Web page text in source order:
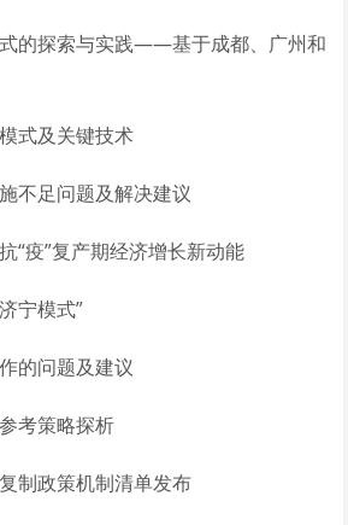
的探索与实践——基于成都、广州和
式及关键技术
不足问题及解决建议
“疫”复产期经济增长新动能
宁模式”
的问题及建议
考策略探析
制政策机制清单发布